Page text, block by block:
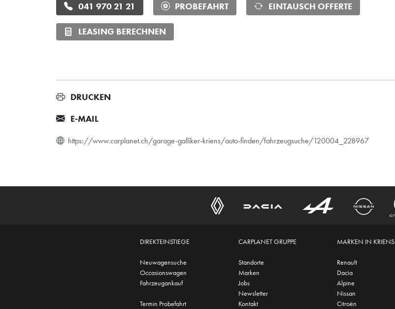
041 970 21 21 PROBEFAHRT EINTAUSCH OFFERTE
LEASING BERECHNEN
DRUCKEN
E-MAIL
https://www.carplanet.ch/garage-galliker-kriens/auto-finden/fahrzeugsuche/120004_228967
DIREKTEINSTIEGE
Neuwagensuche
Occasionswagen
Fahrzeugankauf
Termin Probefahrt
CARPLANET GRUPPE
Standorte
Marken
Jobs
Newsletter
Kontakt
MARKEN IN KRIENS
Renault
Dacia
Alpine
Nissan
Citroën